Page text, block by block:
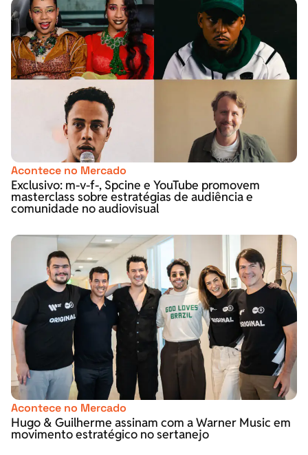
Acontece no Mercado
Exclusivo: m-v-f-, Spcine e YouTube promovem
masterclass sobre estratégias de audiência e
comunidade no audiovisual
Acontece no Mercado
Hugo & Guilherme assinam com a Warner Music em
movimento estratégico no sertanejo